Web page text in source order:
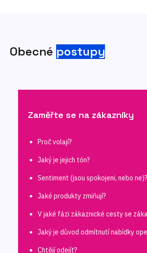
Obecné postupy
Zaměřte se na zákazníky
Proč volají?
Jaký je jejich tón?
Sentiment (jsou spokojeni, nebo ne)?
Jaké produkty zmiňují?
V jaké fázi zákaznické cesty se
Jaký je důvod odmítnutí nabídky
Chtějí odejít?